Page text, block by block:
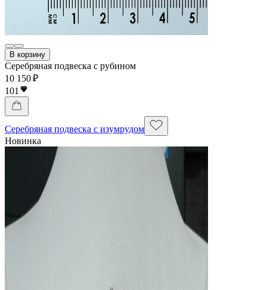
В корзину
Серебряная подвеска с рубином
10 150 ₽
101
Серебряная подвеска с изумрудом
Новинка